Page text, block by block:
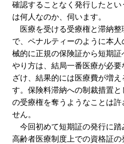
確認することなく発行したと
は何人なのか、伺います。
医療を受ける受療権と滞納整
で、ペナルティーのように本
械的に正規の保険証から短期証
やり方は、結局一番医療が必
ざけ、結果的には医療費が増え
す。保険料滞納への制裁措置
の受療権を奪うようなことは許
せん。
今回初めて短期証の発行に踏
高齢者医療制度上での資格証